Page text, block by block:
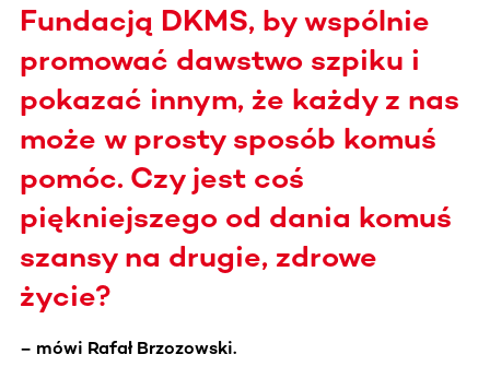
Fundacją DKMS, by wspólnie
promować dawstwo szpiku i
pokazać innym, że każdy z nas
może w prosty sposób komuś
pomóc. Czy jest coś
piękniejszego od dania komuś
szansy na drugie, zdrowe
życie?
– mówi Rafał Brzozowski.